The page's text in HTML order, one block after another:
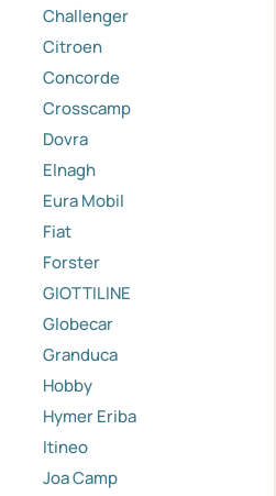
Challenger
Citroen
Concorde
Crosscamp
Dovra
Elnagh
Eura Mobil
Fiat
Forster
GIOTTILINE
Globecar
Granduca
Hobby
Hymer Eriba
Itineo
Joa Camp